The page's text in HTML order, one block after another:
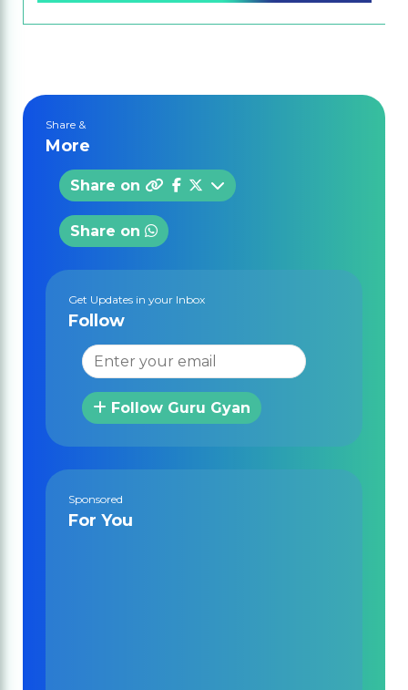
Share &
More
Share on
Share on
Get Updates in your Inbox
Follow
Follow Guru Gyan
Sponsored
For You